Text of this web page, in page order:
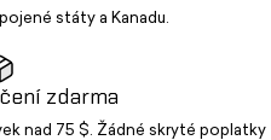
státy a Kanadu.
zdarma
nad 75 $. Žádné skryté poplatky